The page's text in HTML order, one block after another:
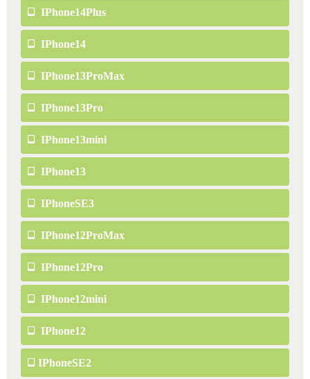
IPhone14Plus
IPhone14
IPhone13ProMax
IPhone13Pro
IPhone13mini
IPhone13
IPhoneSE3
IPhone12ProMax
IPhone12Pro
IPhone12mini
IPhone12
IPhoneSE2